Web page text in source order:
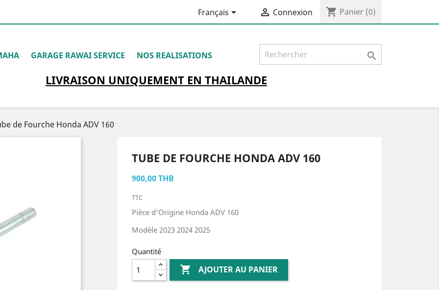
Français  Connexion shopping_cart Panier (0)
GARAGE RAWAI SERVICE NOS REALISATIONS 
LIVRAISON UNIQUEMENTEN THAILANDE
de Fourche Honda ADV 160
TUBE DE FOURCHE HONDA ADV 160
900,00 THB
TTC
Pièce d'Origine Honda ADV 160
Modèle 2023 2024 2025
Quantité
 AJOUTER AU PANIER